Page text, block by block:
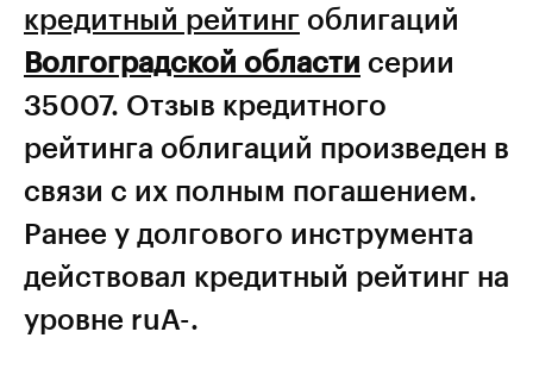
кредитный рейтинг облигаций
Волгоградской области серии
35007. Отзыв кредитного
рейтинга облигаций произведен в
связи с их полным погашением.
Ранее у долгового инструмента
действовал кредитный рейтинг на
уровне ruА-.